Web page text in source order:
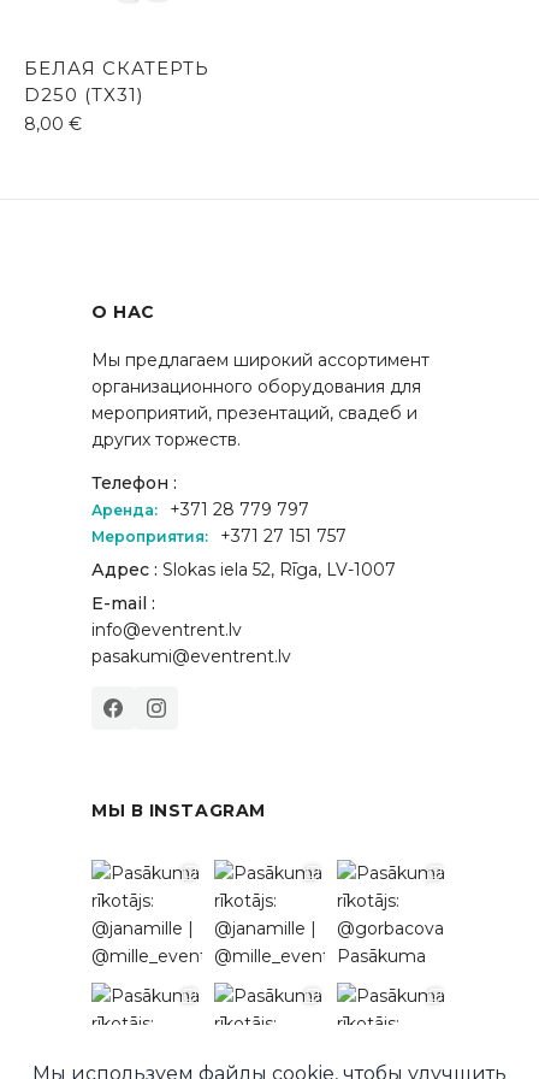
БЕЛАЯ СКАТЕРТЬ
D250 (TX31)
8,00 €
О НАС
Мы предлагаем широкий ассортимент
организационного оборудования для
мероприятий, презентаций, свадеб и
других торжеств.
Телефон :
Аренда: +371 28 779 797
Мероприятия:
+371 27 151 757
Адрес : Slokas iela 52, Rīga, LV-1007
E-mail :
info@eventrent.lv
pasakumi@eventrent.lv
МЫ В INSTAGRAM